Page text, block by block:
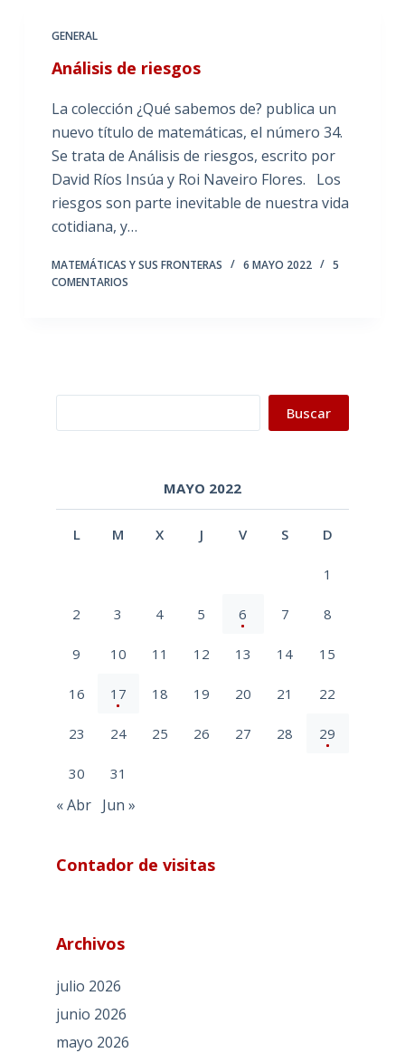
GENERAL
Análisis de riesgos
La colección ¿Qué sabemos de? publica un
nuevo título de matemáticas, el número 34.
Se trata de Análisis de riesgos, escrito por
David Ríos Insúa y Roi Naveiro Flores. Los
riesgos son parte inevitable de nuestra vida
cotidiana, y…
MATEMÁTICAS Y SUS FRONTERAS 6 MAYO 2022
5
COMENTARIOS
Buscar
MAYO 2022
L M X J V S D
1
2 3 4 5 6 7 8
9 10 11 12 13 14 15
16 17 18 19 20 21 22
23 24 25 26 27 28 29
30 31
« Abr Jun »
Contador de visitas
Archivos
julio 2026
junio 2026
mayo 2026